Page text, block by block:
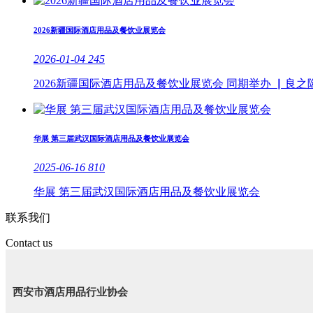
2026新疆国际酒店用品及餐饮业展览会
2026-01-04 245
2026新疆国际酒店用品及餐饮业展览会 同期举办 ▏良之
华展 第三届武汉国际酒店用品及餐饮业展览会
2025-06-16 810
华展 第三届武汉国际酒店用品及餐饮业展览会
联系我们
Contact us
西安市酒店用品行业协会